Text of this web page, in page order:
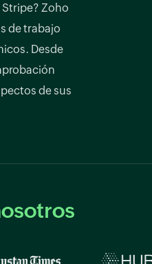
Zoho
de trabajo
Desde
de sus